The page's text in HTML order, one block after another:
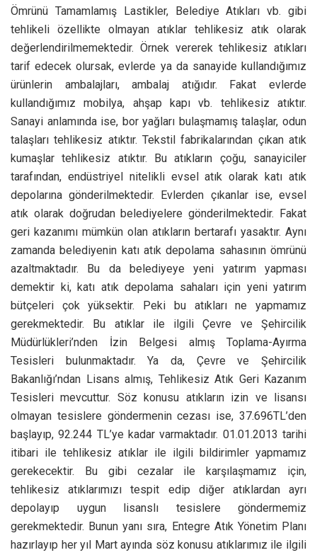
Ömrünü Tamamlamış Lastikler, Belediye Atıkları vb. gibi
tehlikeli özellikte olmayan atıklar tehlikesiz atık olarak
değerlendirilmemektedir. Örnek vererek tehlikesiz atıkları
tarif edecek olursak, evlerde ya da sanayide kullandığımız
ürünlerin ambalajları, ambalaj atığıdır. Fakat evlerde
kullandığımız mobilya, ahşap kapı vb. tehlikesiz atıktır.
Sanayi anlamında ise, bor yağları bulaşmamış talaşlar, odun
talaşları tehlikesiz atıktır. Tekstil fabrikalarından çıkan atık
kumaşlar tehlikesiz atıktır. Bu atıkların çoğu, sanayiciler
tarafından, endüstriyel nitelikli evsel atık olarak katı atık
depolarına gönderilmektedir. Evlerden çıkanlar ise, evsel
atık olarak doğrudan belediyelere gönderilmektedir. Fakat
geri kazanımı mümkün olan atıkların bertarafı yasaktır. Aynı
zamanda belediyenin katı atık depolama sahasının ömrünü
azaltmaktadır. Bu da belediyeye yeni yatırım yapması
demektir ki, katı atık depolama sahaları için yeni yatırım
bütçeleri çok yüksektir. Peki bu atıkları ne yapmamız
gerekmektedir. Bu atıklar ile ilgili Çevre ve Şehircilik
Müdürlükleri’nden İzin Belgesi almış Toplama-Ayırma
Tesisleri bulunmaktadır. Ya da, Çevre ve Şehircilik
Bakanlığı’ndan Lisans almış, Tehlikesiz Atık Geri Kazanım
Tesisleri mevcuttur. Söz konusu atıkların izin ve lisansı
olmayan tesislere göndermenin cezası ise, 37.696TL’den
başlayıp, 92.244 TL’ye kadar varmaktadır. 01.01.2013 tarihi
itibari ile tehlikesiz atıklar ile ilgili bildirimler yapmamız
gerekecektir. Bu gibi cezalar ile karşılaşmamız için,
tehlikesiz atıklarımızı tespit edip diğer atıklardan ayrı
depolayıp uygun lisanslı tesislere göndermemiz
gerekmektedir. Bunun yanı sıra, Entegre Atık Yönetim Planı
hazırlayıp her yıl Mart ayında söz konusu atıklarımız ile ilgili